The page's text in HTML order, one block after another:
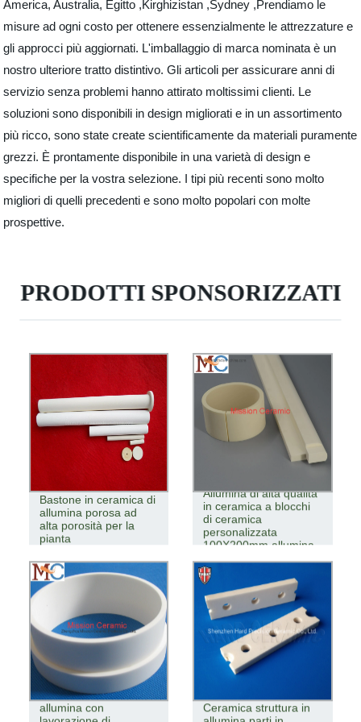
America, Australia, Egitto ,Kirghizistan ,Sydney ,Prendiamo le
misure ad ogni costo per ottenere essenzialmente le attrezzature e
gli approcci più aggiornati. L'imballaggio di marca nominata è un
nostro ulteriore tratto distintivo. Gli articoli per assicurare anni di
servizio senza problemi hanno attirato moltissimi clienti. Le
soluzioni sono disponibili in design migliorati e in un assortimento
più ricco, sono state create scientificamente da materiali puramente
grezzi. È prontamente disponibile in una varietà di design e
specifiche per la vostra selezione. I tipi più recenti sono molto
migliori di quelli precedenti e sono molto popolari con molte
prospettive.
PRODOTTI SPONSORIZZATI
Bastone in ceramica di
allumina porosa ad
alta porosità per la
pianta
Allumina di alta qualità
in ceramica a blocchi
di ceramica
personalizzata
100X200mm allumina
Anello in ceramica di
allumina con
Ceramica struttura in